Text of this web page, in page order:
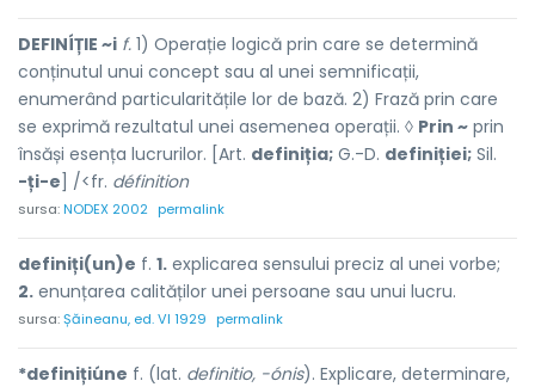
DEFINÍȚIE ~i f. 1) Operație logică prin care se determină
conținutul unui concept sau al unei semnificații,
enumerând particularitățile lor de bază. 2) Frază prin care
se exprimă rezultatul unei asemenea operații. ◊ Prin ~ prin
însăși esența lucrurilor. [Art. definiția; G.-D. definiției; Sil.
-ți-e ] /<fr. définition
sursa:NODEX 2002 permalink
definiți(un)e f. 1. explicarea sensului preciz al unei vorbe;
2. enunțarea calităților unei persoane sau unui lucru.
sursa:Șăineanu, ed. VI 1929 permalink
*definițiúne f. (lat. definitio, -ónis). Explicare, determinare,